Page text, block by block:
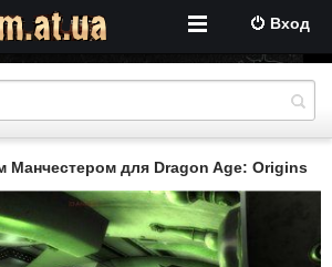
Вход
Манчестером для Dragon Age: Origins